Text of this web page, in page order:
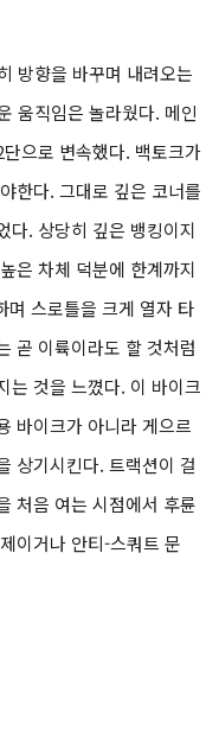
방향을 바꾸며 내려오는
움직임은 놀라웠다. 메인
으로 변속했다. 백토크가
한다. 그대로 깊은 코너를
다. 상당히 깊은 뱅킹이지
은 차체 덕분에 한계까지
며 스로틀을 크게 열자 타
곧 이륙이라도 할 것처럼
는 것을 느꼈다. 이 바이크
바이크가 아니라 게으르
상기시킨다. 트랙션이 걸
처음 여는 시점에서 후륜
이거나 안티-스쿼트 문